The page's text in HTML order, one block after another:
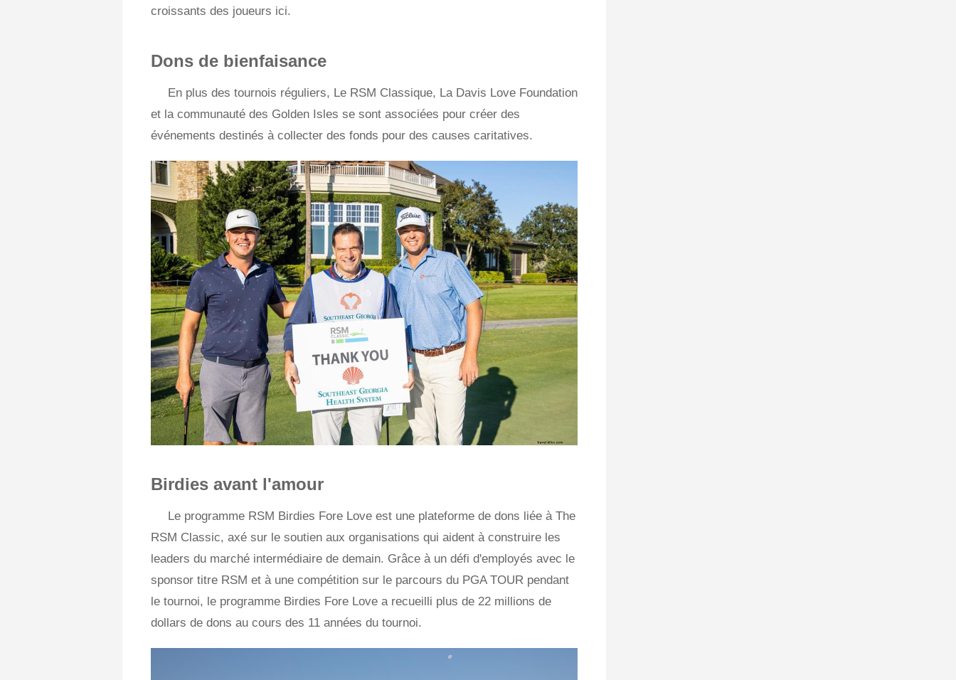
croissants des joueurs ici.
Dons de bienfaisance
En plus des tournois réguliers, Le RSM Classique, La Davis Love Foundation
et la communauté des Golden Isles se sont associées pour créer des
événements destinés à collecter des fonds pour des causes caritatives.
Birdies avant l'amour
Le programme RSM Birdies Fore Love est une plateforme de dons liée à The
RSM Classic, axé sur le soutien aux organisations qui aident à construire les
leaders du marché intermédiaire de demain. Grâce à un défi d'employés avec le
sponsor titre RSM et à une compétition sur le parcours du PGA TOUR pendant
le tournoi, le programme Birdies Fore Love a recueilli plus de 22 millions de
dollars de dons au cours des 11 années du tournoi.